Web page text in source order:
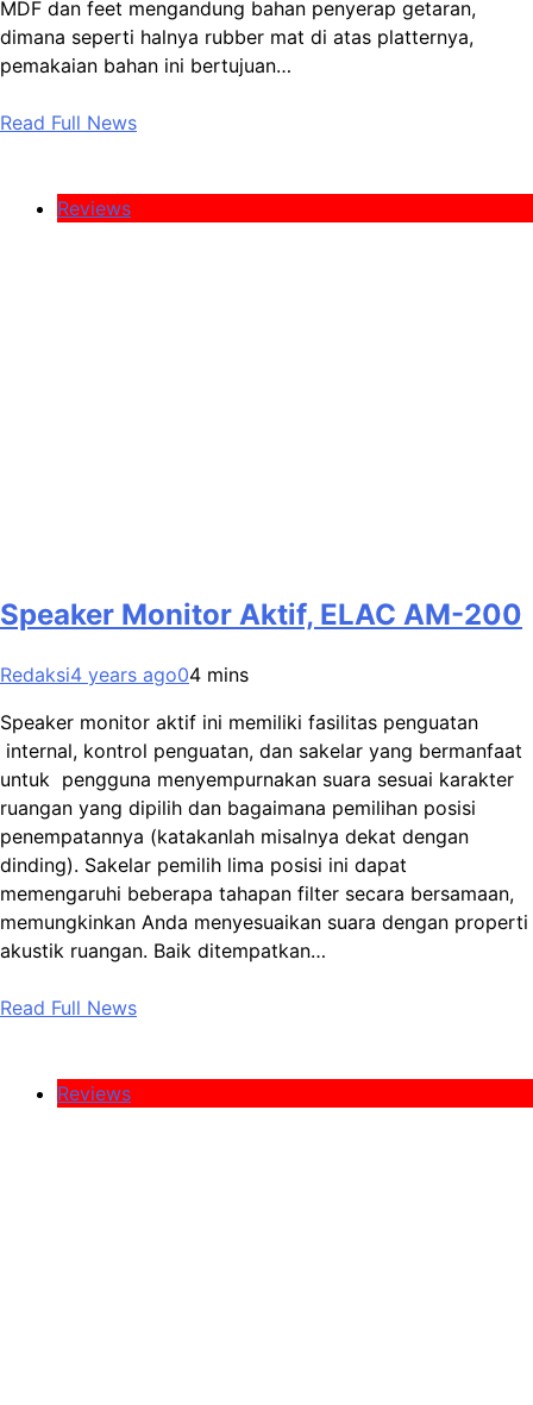
MDF dan feet mengandung bahan penyerap getaran,
dimana seperti halnya rubber mat di atas platternya,
pemakaian bahan ini bertujuan…
Read Full News
Reviews
Speaker Monitor Aktif, ELAC AM-200
Redaksi4 years ago04 mins
Speaker monitor aktif ini memiliki fasilitas penguatan
internal, kontrol penguatan, dan sakelar yang bermanfaat
untuk pengguna menyempurnakan suara sesuai karakter
ruangan yang dipilih dan bagaimana pemilihan posisi
penempatannya (katakanlah misalnya dekat dengan
dinding). Sakelar pemilih lima posisi ini dapat
memengaruhi beberapa tahapan filter secara bersamaan,
memungkinkan Anda menyesuaikan suara dengan properti
akustik ruangan. Baik ditempatkan…
Read Full News
Reviews